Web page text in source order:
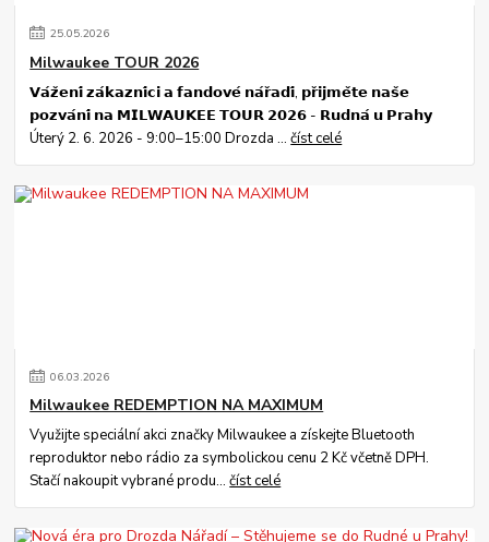
25.05.2026
Milwaukee TOUR 2026
𝗩𝗮́𝘇̌𝗲𝗻𝗶́ 𝘇𝗮́𝗸𝗮𝘇𝗻𝗶́𝗰𝗶 𝗮 𝗳𝗮𝗻𝗱𝗼𝘃𝗲́ 𝗻𝗮́𝗿̌𝗮𝗱𝗶́, 𝗽𝗿̌𝗶𝗷𝗺𝗲̌𝘁𝗲 𝗻𝗮𝘀̌𝗲
𝗽𝗼𝘇𝘃𝗮́𝗻𝗶́ 𝗻𝗮 𝗠𝗜𝗟𝗪𝗔𝗨𝗞𝗘𝗘 𝗧𝗢𝗨𝗥 𝟮𝟬𝟮𝟲 - 𝗥𝘂𝗱𝗻𝗮́ 𝘂 𝗣𝗿𝗮𝗵𝘆
Úterý 2. 6. 2026 - 9:00–15:00 Drozda ...číst celé
06.03.2026
Milwaukee REDEMPTION NA MAXIMUM
Využijte speciální akci značky Milwaukee a získejte Bluetooth
reproduktor nebo rádio za symbolickou cenu 2 Kč včetně DPH.
Stačí nakoupit vybrané produ...číst celé